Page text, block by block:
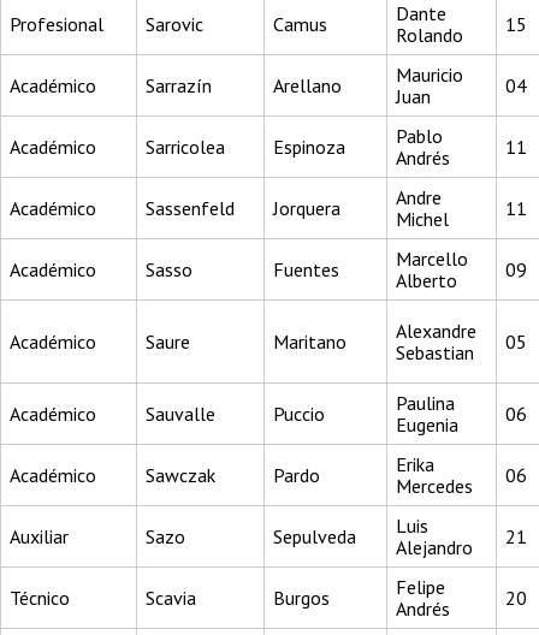
Profesional Sarovic Camus
Dante
Rolando
15
Académico Sarrazín Arellano
Mauricio
Juan
04
Académico Sarricolea Espinoza
Pablo
Andrés
11
Académico Sassenfeld Jorquera
Andre
Michel
11
Académico Sasso Fuentes
Marcello
Alberto
09
Académico Saure Maritano
Alexandre
Sebastian
05
Académico Sauvalle Puccio
Paulina
Eugenia
06
Académico Sawczak Pardo
Erika
Mercedes
06
Auxiliar Sazo Sepulveda
Luis
Alejandro
21
Técnico Scavia Burgos
Felipe
Andrés
20